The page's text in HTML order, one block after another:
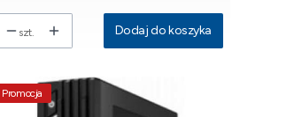
szt. Dodaj do koszyka
Promocja